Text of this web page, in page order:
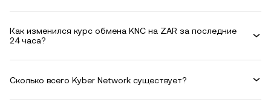
Как изменился курс обмена KNC на ZAR за последние
24 часа?
Сколько всего Kyber Network существует?